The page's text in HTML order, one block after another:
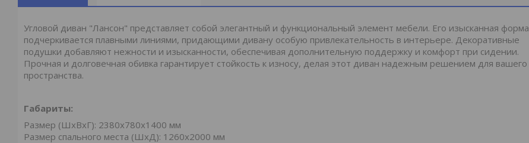
Угловой диван "Лансон" представляет собой элегантный и функциональный элемент мебели. Его изысканная форма
подчеркивается плавными линиями, придающими дивану особую привлекательность в интерьере. Декоративные
подушки добавляют нежности и изысканности, обеспечивая дополнительную поддержку и комфорт при сидении.
Прочная и долговечная обивка гарантирует стойкость к износу, делая этот диван надежным решением для вашего
пространства.
Габариты:
Размер (ШхВхГ): 2380х780х1400 мм
Размер спального места (ШхД): 1260х2000 мм